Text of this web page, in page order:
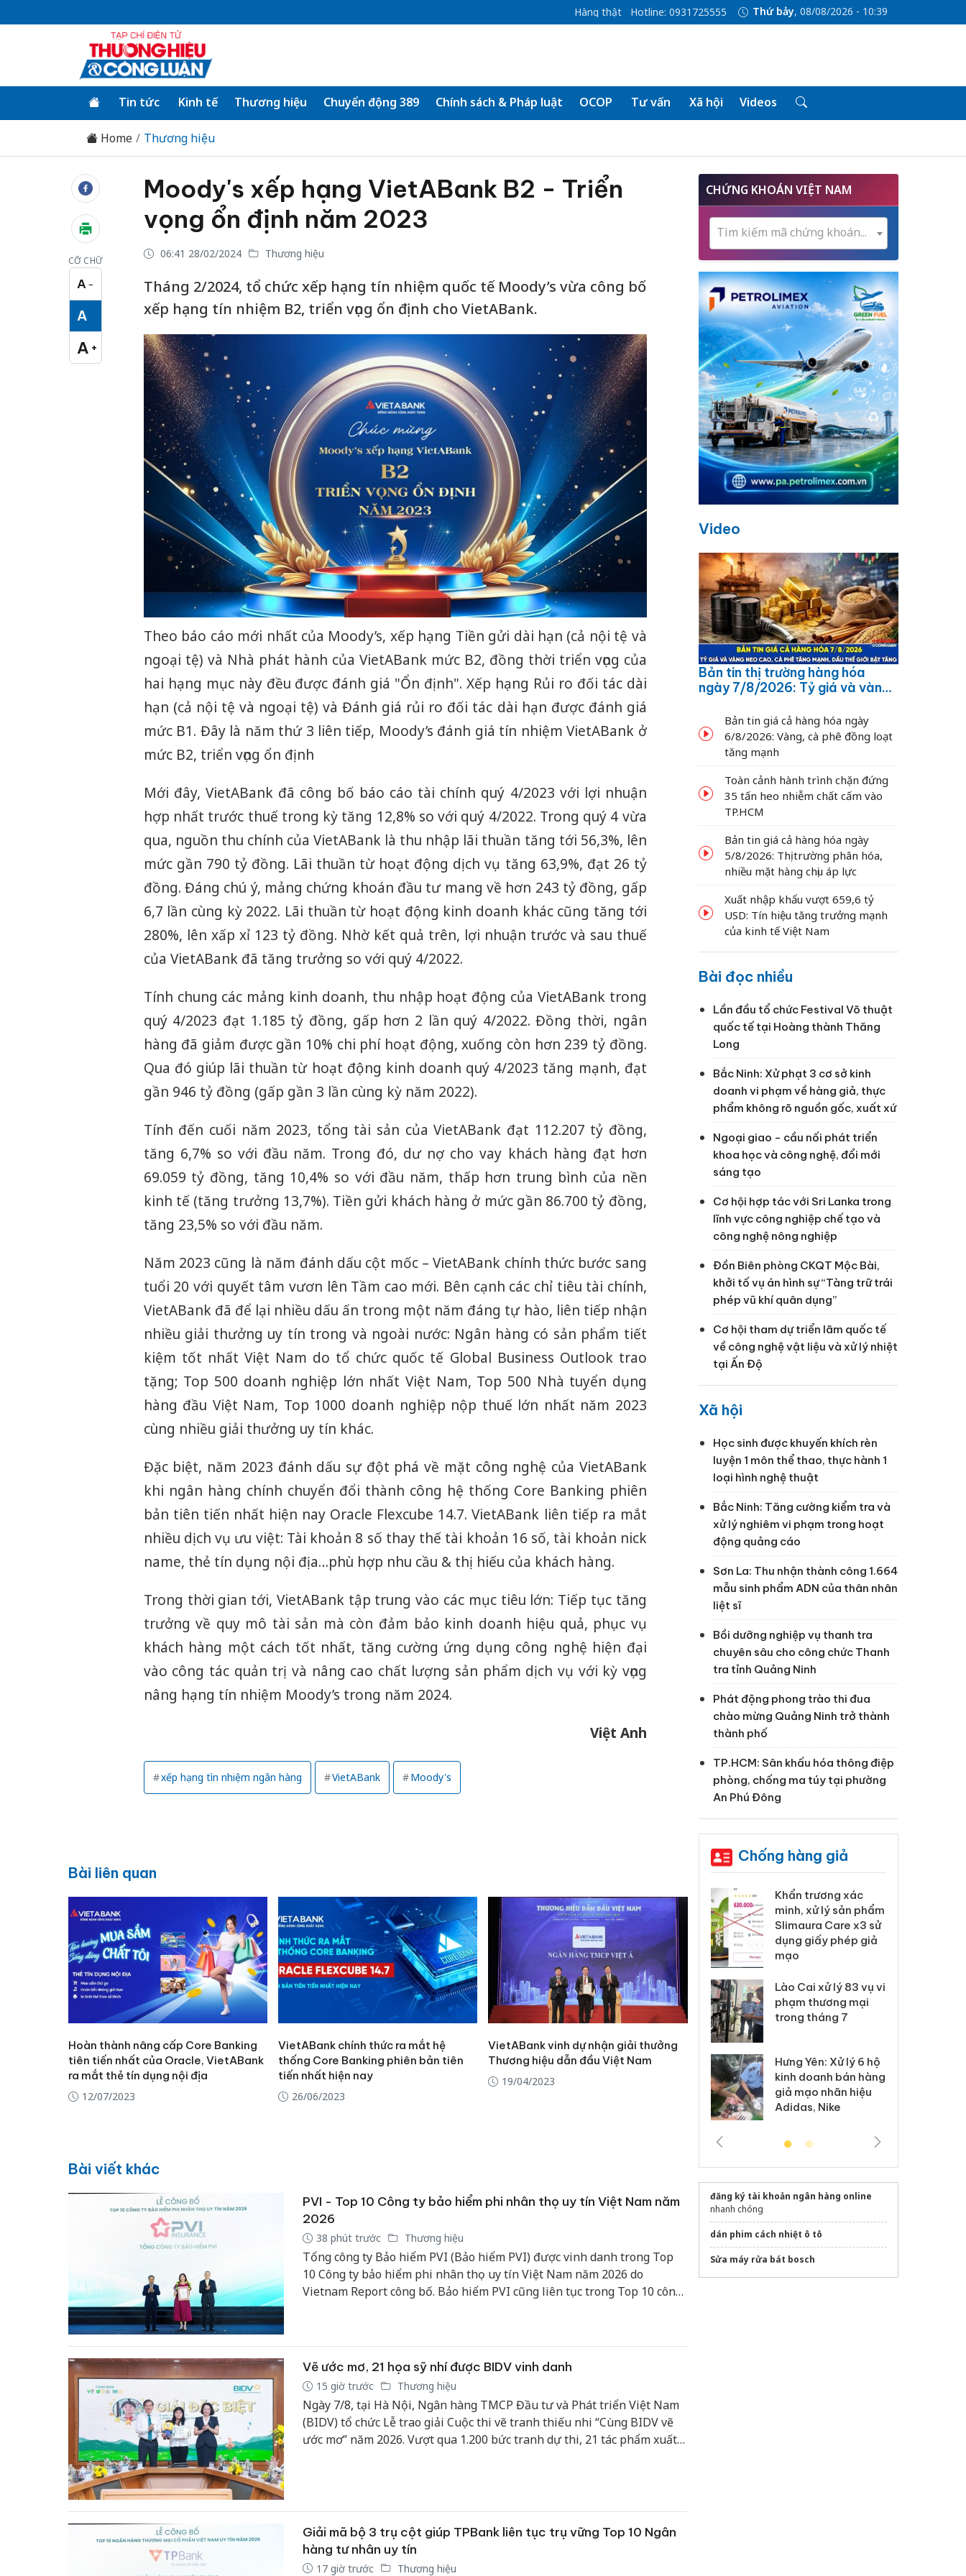
Hàng thật Hotline: 0931725555 Thứ bảy, 08/08/2026 - 10:39
Tin tức Kinh tế Thương hiệu Chuyển động 389 Chính sách & Pháp luật OCOP Tư vấn Xã hội Videos
Home Thương hiệu
CỠ CHỮ
A −
Cỡ chữ nhỏ
A
Cỡ chữ vừa
A +
Cỡ chữ lớn
Moody's xếp hạng VietABank B2 - Triển
vọng ổn định năm 2023
06:41 28/02/2024 Thương hiệu
Tháng 2/2024, tổ chức xếp hạng tín nhiệm quốc tế Moody’s vừa công bố
xếp hạng tín nhiệm B2, triển vọng ổn định cho VietABank.
Theo báo cáo mới nhất của Moody’s, xếp hạng Tiền gửi dài hạn (cả nội tệ và
ngoại tệ) và Nhà phát hành của VietABank mức B2, đồng thời triển vọng của
hai hạng mục này đều được đánh giá "Ổn định". Xếp hạng Rủi ro đối tác dài
hạn (cả nội tệ và ngoại tệ) và Đánh giá rủi ro đối tác dài hạn được đánh giá
mức B1. Đây là năm thứ 3 liên tiếp, Moody’s đánh giá tín nhiệm VietABank ở
mức B2, triển vọng ổn định
Mới đây, VietABank đã công bố báo cáo tài chính quý 4/2023 với lợi nhuận
hợp nhất trước thuế trong kỳ tăng 12,8% so với quý 4/2022. Trong quý 4 vừa
qua, nguồn thu chính của VietABank là thu nhập lãi thuần tăng tới 56,3%, lên
mức gần 790 tỷ đồng. Lãi thuần từ hoạt động dịch vụ tăng 63,9%, đạt 26 tỷ
đồng. Đáng chú ý, mảng chứng khoán đầu tư mang về hơn 243 tỷ đồng, gấp
6,7 lần cùng kỳ 2022. Lãi thuần từ hoạt động kinh doanh khác cũng tăng tới
280%, lên xấp xỉ 123 tỷ đồng. Nhờ kết quả trên, lợi nhuận trước và sau thuế
của VietABank đã tăng trưởng so với quý 4/2022.
Tính chung các mảng kinh doanh, thu nhập hoạt động của VietABank trong
quý 4/2023 đạt 1.185 tỷ đồng, gấp hơn 2 lần quý 4/2022. Đồng thời, ngân
hàng đã giảm được gần 10% chi phí hoạt động, xuống còn hơn 239 tỷ đồng.
Qua đó giúp lãi thuần từ hoạt động kinh doanh quý 4/2023 tăng mạnh, đạt
gần 946 tỷ đồng (gấp gần 3 lần cùng kỳ năm 2022).
Tính đến cuối năm 2023, tổng tài sản của VietABank đạt 112.207 tỷ đồng,
tăng 6,7% so với đầu năm. Trong đó, dư nợ cho vay khách hàng đạt hơn
69.059 tỷ đồng, tăng 10,4% so với đầu năm, thấp hơn trung bình của nền
kinh tế (tăng trưởng 13,7%). Tiền gửi khách hàng ở mức gần 86.700 tỷ đồng,
tăng 23,5% so với đầu năm.
Năm 2023 cũng là năm đánh dấu cột mốc – VietABank chính thức bước sang
tuổi 20 với quyết tâm vươn lên Tầm cao mới. Bên cạnh các chỉ tiêu tài chính,
VietABank đã để lại nhiều dấu ấn trong một năm đáng tự hào, liên tiếp nhận
nhiều giải thưởng uy tín trong và ngoài nước: Ngân hàng có sản phẩm tiết
kiệm tốt nhất Việt Nam do tổ chức quốc tế Global Business Outlook trao
tặng; Top 500 doanh nghiệp lớn nhất Việt Nam, Top 500 Nhà tuyển dụng
hàng đầu Việt Nam, Top 1000 doanh nghiệp nộp thuế lớn nhất năm 2023
cùng nhiều giải thưởng uy tín khác.
Đặc biệt, năm 2023 đánh dấu sự đột phá về mặt công nghệ của VietABank
khi ngân hàng chính chuyển đổi thành công hệ thống Core Banking phiên
bản tiên tiến nhất hiện nay Oracle Flexcube 14.7. VietABank liên tiếp ra mắt
nhiều dịch vụ ưu việt: Tài khoản 8 số thay thế tài khoản 16 số, tài khoản nick
name, thẻ tín dụng nội địa…phù hợp nhu cầu & thị hiếu của khách hàng.
Trong thời gian tới, VietABank tập trung vào các mục tiêu lớn: Tiếp tục tăng
trưởng về quy mô tài sản mà còn đảm bảo kinh doanh hiệu quả, phục vụ
khách hàng một cách tốt nhất, tăng cường ứng dụng công nghệ hiện đại
vào công tác quản trị và nâng cao chất lượng sản phẩm dịch vụ với kỳ vọng
nâng hạng tín nhiệm Moody’s trong năm 2024.
Việt Anh
xếp hạng tìn nhiệm ngân hàng VietABank Moody's
Bài liên quan
Hoàn thành nâng cấp Core Banking
tiên tiến nhất của Oracle, VietABank
ra mắt thẻ tín dụng nội địa
12/07/2023
VietABank chính thức ra mắt hệ
thống Core Banking phiên bản tiên
tiến nhất hiện nay
26/06/2023
VietABank vinh dự nhận giải thưởng
Thương hiệu dẫn đầu Việt Nam
19/04/2023
Bài viết khác
PVI - Top 10 Công ty bảo hiểm phi nhân thọ uy tín Việt Nam năm
2026
38 phút trước Thương hiệu
Tổng công ty Bảo hiểm PVI (Bảo hiểm PVI) được vinh danh trong Top
10 Công ty bảo hiểm phi nhân thọ uy tín Việt Nam năm 2026 do
Vietnam Report công bố. Bảo hiểm PVI cũng liên tục trong Top 10 công
diện trong danh sách uy tín này.
Vẽ ước mơ, 21 họa sỹ nhí được BIDV vinh danh
15 giờ trước Thương hiệu
Ngày 7/8, tại Hà Nội, Ngân hàng TMCP Đầu tư và Phát triển Việt Nam
(BIDV) tổ chức Lễ trao giải Cuộc thi vẽ tranh thiếu nhi “Cùng BIDV vẽ
ước mơ” năm 2026. Vượt qua 1.200 bức tranh dự thi, 21 tác phẩm xuất
Giải mã bộ 3 trụ cột giúp TPBank liên tục trụ vững Top 10 Ngân
hàng tư nhân uy tín
17 giờ trước Thương hiệu
CHỨNG KHOÁN VIỆT NAM
Tìm kiếm mã chứng khoán...
Video
Bản tin thị trường hàng hóa
ngày 7/8/2026: Tỷ giá và vàng
dầu thế giới bật tăng
Bản tin giá cả hàng hóa ngày
6/8/2026: Vàng, cà phê đồng loạt
tăng mạnh
Toàn cảnh hành trình chặn đứng
35 tấn heo nhiễm chất cấm vào
TP.HCM
Bản tin giá cả hàng hóa ngày
5/8/2026: Thị trường phân hóa,
nhiều mặt hàng chịu áp lực
Xuất nhập khẩu vượt 659,6 tỷ
USD: Tín hiệu tăng trưởng mạnh
của kinh tế Việt Nam
Bài đọc nhiều
Lần đầu tổ chức Festival Võ thuật
quốc tế tại Hoàng thành Thăng
Long
Bắc Ninh: Xử phạt 3 cơ sở kinh
doanh vi phạm về hàng giả, thực
phẩm không rõ nguồn gốc, xuất xứ
Ngoại giao - cầu nối phát triển
khoa học và công nghệ, đổi mới
sáng tạo
Cơ hội hợp tác với Sri Lanka trong
lĩnh vực công nghiệp chế tạo và
công nghệ nông nghiệp
Đồn Biên phòng CKQT Mộc Bài,
khởi tố vụ án hình sự “Tàng trữ trái
phép vũ khí quân dụng”
Cơ hội tham dự triển lãm quốc tế
về công nghệ vật liệu và xử lý nhiệt
tại Ấn Độ
Xã hội
Học sinh được khuyến khích rèn
luyện 1 môn thể thao, thực hành 1
loại hình nghệ thuật
Bắc Ninh: Tăng cường kiểm tra và
xử lý nghiêm vi phạm trong hoạt
động quảng cáo
Sơn La: Thu nhận thành công 1.664
mẫu sinh phẩm ADN của thân nhân
liệt sĩ
Bồi dưỡng nghiệp vụ thanh tra
chuyên sâu cho công chức Thanh
tra tỉnh Quảng Ninh
Phát động phong trào thi đua
chào mừng Quảng Ninh trở thành
thành phố
TP.HCM: Sân khấu hóa thông điệp
phòng, chống ma túy tại phường
An Phú Đông
Chống hàng giả
Cà Mau: Tiêu hủy
công khai hàng ngàn
sản phẩm nhập lậu,
bảo vệ môi trường
kinh doanh
Công an Thanh Hóa
tìm bị hại trong vụ
án sản xuất, buôn
Thanh Hóa: Tìm bị
Khẩn trương xác
minh, xử lý sản phẩm
Slimaura Care x3 sử
dụng giấy phép giả
mạo
Lào Cai xử lý 83 vụ vi
phạm thương mại
trong tháng 7
Hưng Yên: Xử lý 6 hộ
kinh doanh bán hàng
giả mạo nhãn hiệu
Adidas, Nike
đăng ký tài khoản ngân hàng online
nhanh chóng
dán phim cách nhiệt ô tô
Sửa máy rửa bát bosch